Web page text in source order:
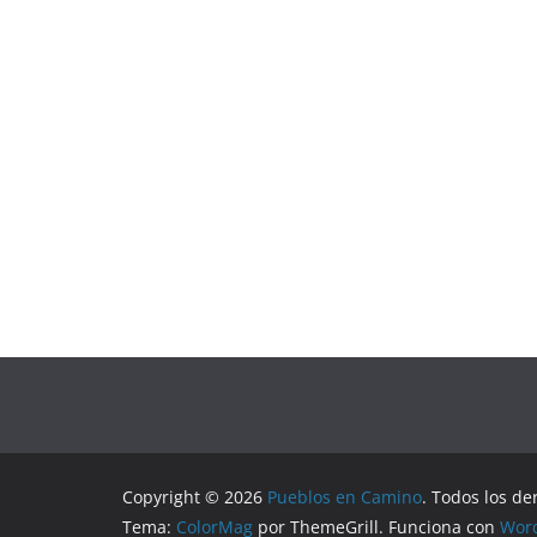
Copyright © 2026 Pueblos en Camino. Todos los
Tema: ColorMag por ThemeGrill. Funciona con